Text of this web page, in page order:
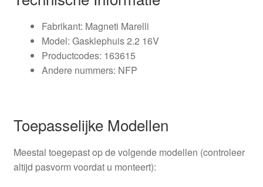
Fabrikant: Magneti Marelli
Model: Gasklephuis 2.2 16V
Productcodes: 163615
Andere nummers: NFP
Toepasselijke Modellen
Meestal toegepast op de volgende modellen (controleer
altijd pasvorm voordat u monteert):